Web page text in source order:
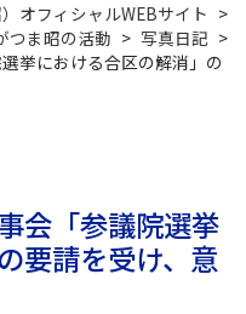
オフィシャルWEBサイト >
つま昭の活動 > 写真日記 >
挙における合区の解消」の
会「参議院選挙
要請を受け、意